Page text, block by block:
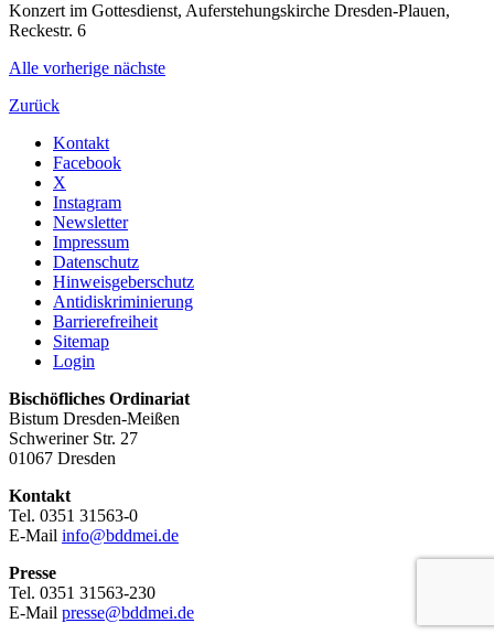
Konzert im Gottesdienst, Auferstehungskirche Dresden-Plauen,
Reckestr. 6
Alle vorherige nächste
Zurück
Kontakt
Facebook
X
Instagram
Newsletter
Impressum
Datenschutz
Hinweisgeberschutz
Antidiskriminierung
Barrierefreiheit
Sitemap
Login
Bischöfliches Ordinariat
Bistum Dresden-Meißen
Schweriner Str. 27
01067 Dresden
Kontakt
Tel. 0351 31563-0
E-Mail info@bddmei.de
Presse
Tel. 0351 31563-230
E-Mail presse@bddmei.de